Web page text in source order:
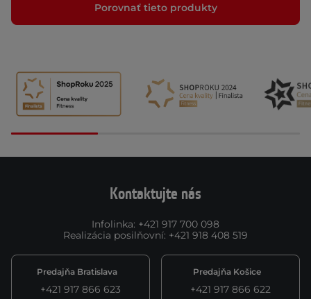
Porovnať tieto produkty
Kontaktujte nás
Infolinka: +421 917 700 098
Realizácia posilňovní: +421 918 408 519
Predajňa Bratislava
+421 917 866 623
Predajňa Košice
+421 917 866 622